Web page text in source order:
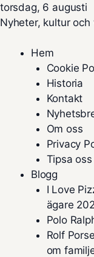
torsdag, 6 augusti
Nyheter, kultur
Hem
Cookie
Historia
Kontakt
Om oss
Privacy
Tipsa oss
Blogg
I Love
ägare
Polo
Rolf
om